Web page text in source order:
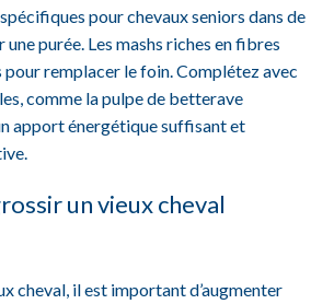
pour chevaux seniors dans de
purée. Les mashs riches en fibres
remplacer le foin. Complétez avec
comme la pulpe de betterave
apport énergétique suffisant et
un vieux cheval
cheval, il est important d’augmenter